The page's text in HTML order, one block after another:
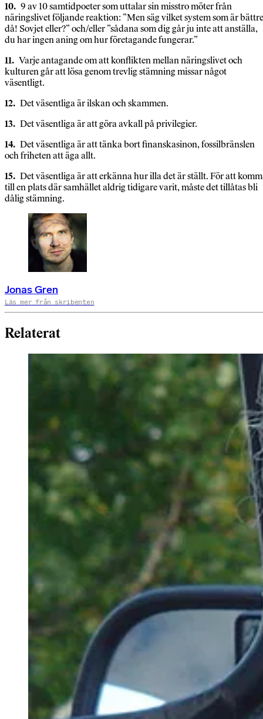
10. 9 av 10 samtidpoeter som uttalar sin misstro möter från
näringslivet följande reaktion: ”Men säg vilket system som är bättre
då! Sovjet eller?” och/eller ”sådana som dig går ju inte att anställa,
du har ingen aning om hur företagande fungerar.”
11. Varje antagande om att konflikten mellan näringslivet och
kulturen går att lösa genom trevlig stämning missar något
väsentligt.
12. Det väsentliga är ilskan och skammen.
13. Det väsentliga är att göra avkall på privilegier.
14. Det väsentliga är att tänka bort finanskasinon, fossilbränslen
och friheten att äga allt.
15. Det väsentliga är att erkänna hur illa det är ställt. För att
till en plats där samhället aldrig tidigare varit, måste det tillåtas bli
dålig stämning.
Jonas Gren
Läs mer från skribenten
Relaterat